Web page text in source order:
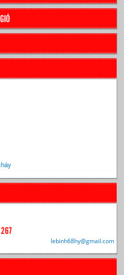
lebinh68hy@gmail.com